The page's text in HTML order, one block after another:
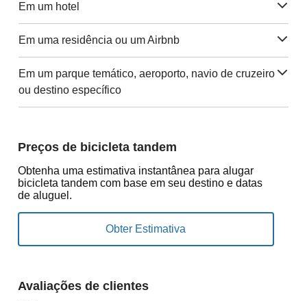
Em um hotel
Em uma residência ou um Airbnb
Em um parque temático, aeroporto, navio de cruzeiro
ou destino específico
Preços de bicicleta tandem
Obtenha uma estimativa instantânea para alugar
bicicleta tandem com base em seu destino e datas
de aluguel.
Avaliações de clientes